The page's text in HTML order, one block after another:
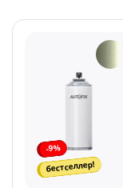
-9%
бестселлер!